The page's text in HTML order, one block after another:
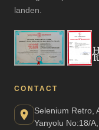
landen.
CONTACT
Selenium Retro,
Yanyolu No:18/